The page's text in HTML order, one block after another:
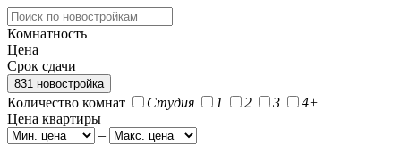
Комнатность
Цена
Срок сдачи
831 новостройка
Количество комнат Студия 1 2 3
4+
Цена квартиры
–